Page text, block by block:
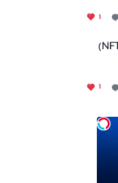
۱
توکن غیر قابل تعویض یا غیر مثلی (NFT)
۱